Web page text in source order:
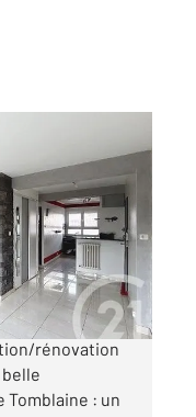
rénové, dans
rénovation
: un